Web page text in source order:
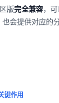
版完全兼容，可
会提供对应的
键作用